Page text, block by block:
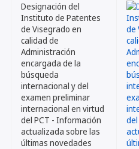
Designación del
Instituto de Patentes
de Visegrado en
calidad de
Administración
encargada de la
búsqueda
internacional y del
examen preliminar
internacional en virtud
del PCT - Información
actualizada sobre las
últimas novedades